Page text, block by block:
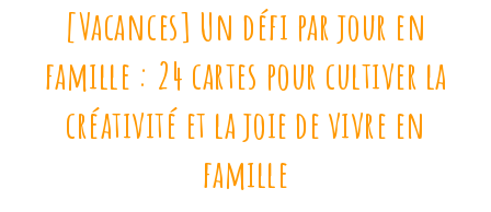
[Vacances] Un défi par jour en
famille : 24 cartes pour cultiver la
créativité et la joie de vivre en
famille